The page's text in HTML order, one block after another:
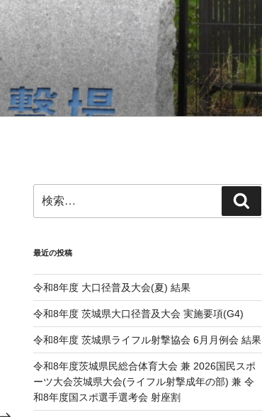
索:
索
最近の投稿
令和8年度 大口径普及大会(夏) 結果
令和8年度 茨城県大口径普及大会 実施要項(G4)
令和8年度 茨城県ライフル射撃協会 6月月例会 結果
令和8年度茨城県民総合体育大会 兼 2026国民スポ
ーツ大会茨城県大会(ライフル射撃成年の部) 兼 令
和8年度国スポ選手選考会 射座割